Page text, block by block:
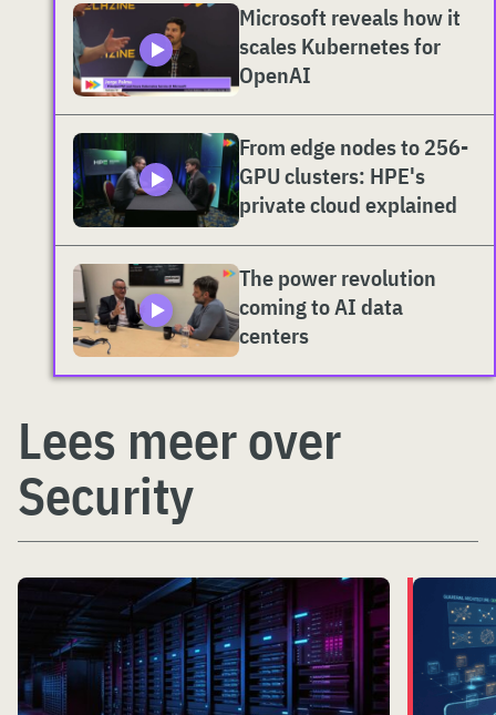
Microsoft reveals how it
scales Kubernetes for
OpenAI
From edge nodes to 256-
GPU clusters: HPE's
private cloud explained
The power revolution
coming to AI data
centers
Lees meer over
Security